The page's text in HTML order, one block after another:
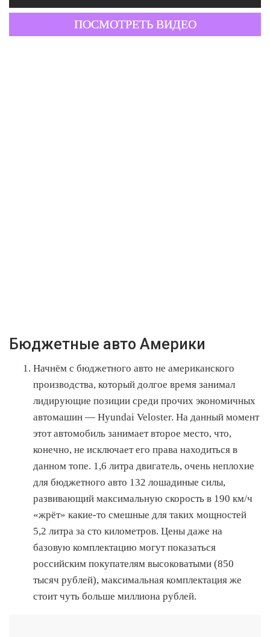
ПОСМОТРЕТЬ ВИДЕО
Бюджетные авто Америки
Начнём с бюджетного авто не американского
производства, который долгое время занимал
лидирующие позиции среди прочих экономичных
автомашин — Hyundai Veloster. На данный момент
этот автомобиль занимает второе место, что,
конечно, не исключает его права находиться в
данном топе. 1,6 литра двигатель, очень неплохие
для бюджетного авто 132 лошадиные силы,
развивающий максимальную скорость в 190 км/ч
«жрёт» какие-то смешные для таких мощностей
5,2 литра за сто километров. Цены даже на
базовую комплектацию могут показаться
российским покупателям высоковатыми (850
тысяч рублей), максимальная комплектация же
стоит чуть больше миллиона рублей.